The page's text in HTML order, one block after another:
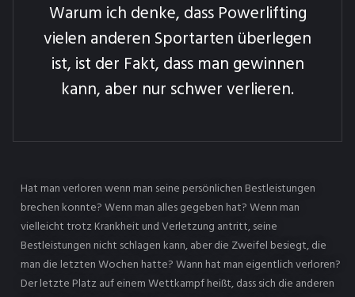
Warum ich denke, dass Powerlifting
vielen anderen Sportarten überlegen
ist, ist der Fakt, dass man gewinnen
kann, aber nur schwer verlieren.
Hat man verloren wenn man seine persönlichen Bestleistungen
brechen konnte? Wenn man alles gegeben hat? Wenn man
vielleicht trotz Krankheit und Verletzung antritt, seine
Bestleistungen nicht schlagen kann, aber die Zweifel besiegt, die
man die letzten Wochen hatte? Wann hat man eigentlich verloren?
Der letzte Platz auf einem Wettkampf heißt, dass sich die anderen